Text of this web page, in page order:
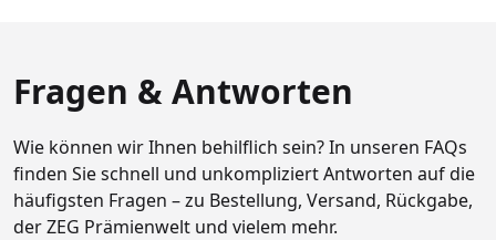
Fragen & Antworten
Wie können wir Ihnen behilflich sein? In unseren FAQs
finden Sie schnell und unkompliziert Antworten auf die
häufigsten Fragen – zu Bestellung, Versand, Rückgabe,
der ZEG Prämienwelt und vielem mehr.